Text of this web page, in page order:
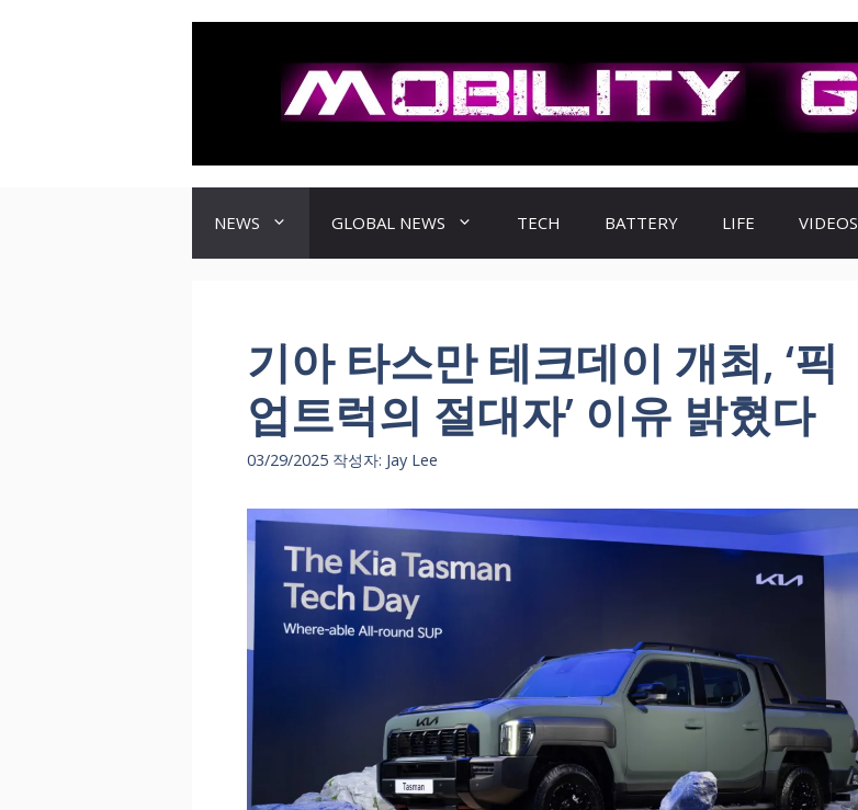
NEWS GLOBAL NEWS TECH BATTERY LIFE VIDEOS
기아 타스만 테크데이 개최, ‘픽
업트럭의 절대자’ 이유 밝혔다
03/29/2025 작성자: Jay Lee